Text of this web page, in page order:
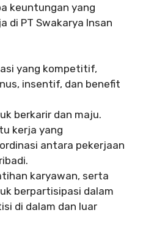
keuntungan yang
di PT Swakarya Insan
yang kompetitif,
insentif, dan benefit
berkarir dan maju.
kerja yang
antara pekerjaan
karyawan, serta
berpartisipasi dalam
di dalam dan luar